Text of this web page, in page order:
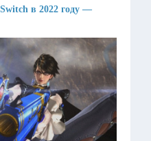
в 2022 году —